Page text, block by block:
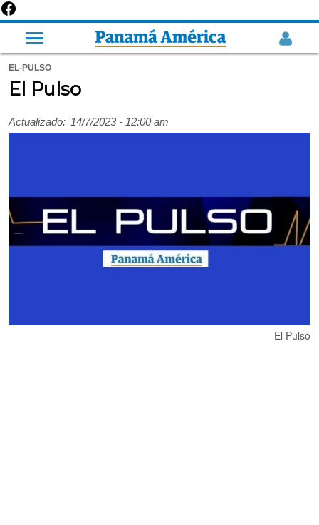
EL-PULSO
El Pulso
Actualizado: 14/7/2023 - 12:00 am
El Pulso